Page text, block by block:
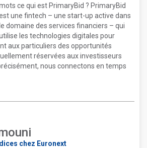
ce qui est PrimaryBid ? PrimaryBid
une fintech – une start-up active dans
le domaine des services financiers – qui
les technologies digitales pour
aux particuliers des opportunités
réservées aux investisseurs
nous connectons en temps
chez Euronext